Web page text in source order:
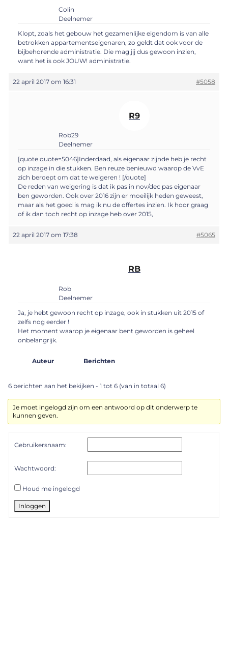
Colin
Deelnemer
Klopt, zoals het gebouw het gezamenlijke eigendom is van alle
betrokken appartementseigenaren, zo geldt dat ook voor de
bijbehorende administratie. Die mag jij dus gewoon inzien,
want het is ook JOUW! administratie.
22 april 2017 om 16:31 #5058
R9
Rob29
Deelnemer
[quote quote=5046]Inderdaad, als eigenaar zijnde heb je recht
op inzage in die stukken. Ben reuze benieuwd waarop de VvE
zich beroept om dat te weigeren ! [/quote]
De reden van weigering is dat ik pas in nov/dec pas eigenaar
ben geworden. Ook over 2016 zijn er moeilijk heden geweest,
maar als het goed is mag ik nu de offertes inzien. Ik hoor graag
of ik dan toch recht op inzage heb over 2015,
22 april 2017 om 17:38 #5065
RB
Rob
Deelnemer
Ja, je hebt gewoon recht op inzage, ook in stukken uit 2015 of
zelfs nog eerder !
Het moment waarop je eigenaar bent geworden is geheel
onbelangrijk.
Auteur Berichten
6 berichten aan het bekijken - 1 tot 6 (van in totaal 6)
Je moet ingelogd zijn om een antwoord op dit onderwerp te
kunnen geven.
Gebruikersnaam:
Wachtwoord:
Houd me ingelogd
Inloggen